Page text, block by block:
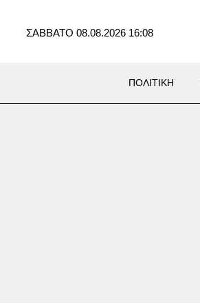
ΣΑΒΒΑΤΟ 08.08.2026 16:08
ΠΟΛΙΤΙΚΗ